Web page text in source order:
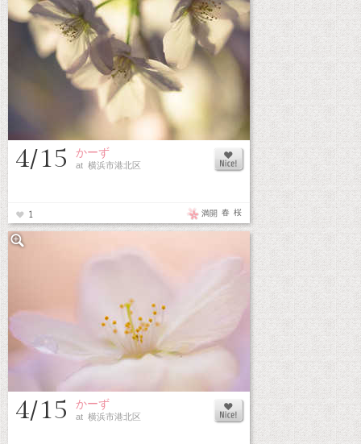
4/15 かーず
at 横浜市港北区
1 桜
春
満開
4/15 かーず
at 横浜市港北区